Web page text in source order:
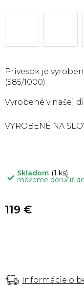
Skladom (1 ks)
môžeme doručiť do
Prívesok je
(585/1000).
Vyrobené v našej
VYROBENÉ NA
Informácie o
119 €